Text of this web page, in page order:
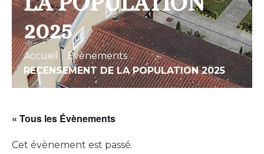
2025
Accueil . Évènements .
RECENSEMENT DE LA POPULATION 2025
« Tous les Évènements
Cet évènement est passé.